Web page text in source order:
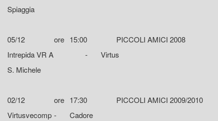
Spiaggia
05/12 ore 15:00
PICCOLI AMICI 2008
Intrepida VR A
-
Virtus
S. Michele
02/12 ore 17:30
PICCOLI AMICI 2009/2010
Virtusvecomp -
Cadore